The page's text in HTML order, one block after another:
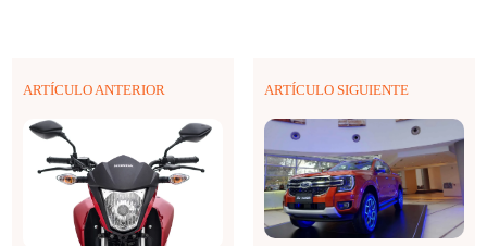
ARTÍCULO ANTERIOR ARTÍCULO SIGUIENTE